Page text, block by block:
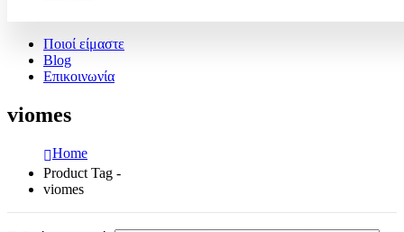
Ποιοί είμαστε
Blog
Επικοινωνία
viomes
Home
Product Tag -
viomes